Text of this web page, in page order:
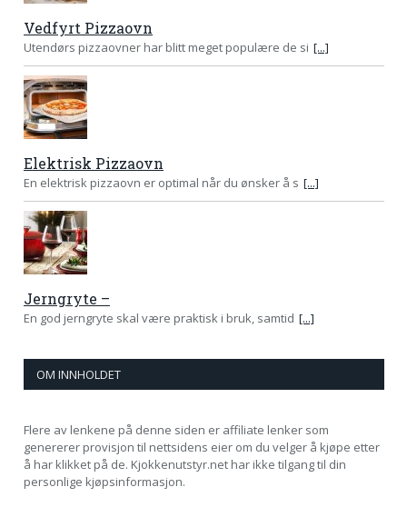
Vedfyrt Pizzaovn
Utendørs pizzaovner har blitt meget populære de si [...]
Elektrisk Pizzaovn
En elektrisk pizzaovn er optimal når du ønsker å s [...]
Jerngryte –
En god jerngryte skal være praktisk i bruk, samtid [...]
OM INNHOLDET
Flere av lenkene på denne siden er affiliate lenker som
genererer provisjon til nettsidens eier om du velger å kjøpe etter
å har klikket på de. Kjokkenutstyr.net har ikke tilgang til din
personlige kjøpsinformasjon.